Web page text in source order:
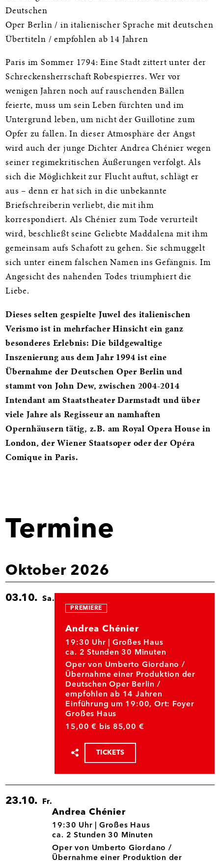
Deutschen
Oper Berlin / in italienischer Sprache mit deutschen
Übertiteln / empfohlen ab 14 Jahren
Paris im Sommer 1794: Eine Stadt zittert unter der
Schreckensherrschaft Robespierres. Wer vor
wenigen Jahren noch auf rauschenden Bällen
feierte, muss um sein Leben fürchten und im
Untergrund leben, um nicht der Guillotine zum
Opfer zu fallen. In dieser Atmosphäre der Angst
wird auch der junge Dichter Andrea Chénier wegen
seiner regimekritischen Äußerungen verfolgt. Als
sich die Möglichkeit zur Flucht auftut, schlägt er
aus – denn er hat sich in die unbekannte
Briefschreiberin verliebt, die mit ihm
korrespondiert. Als Chénier zum Tode verurteilt
wird, beschließt seine Geliebte Maddalena mit ihm
gemeinsam aufs Schafott zu gehen. Sie schmuggelt
sich unter einem falschen Namen ins Gefängnis. Im
Angesicht des nahenden Todes triumphiert die
Liebe.
Dieses selten gespielte Juwel des italienischen
Verismo ist in mehrfacher Hinsicht ein ganz
besonderes Erlebnis: Die bildgewaltige
Inszenierung aus dem Jahr 1994 ist eine
Übernahme der Deutschen Oper Berlin und
stammt von John Dew, zwischen 2004-2014
Intendant am Staatstheater Darmstadt und über
viele Jahre als Regisseur an namhaften
Opernhäusern tätig, z.B. am Royal Opera House in
London, der Wiener Staatsoper oder der Opéra
Comique in Paris.
Termine
Oktober 2026
03.10. Sa.
PREMIERE
Andrea Chénier
03.10.
19:30 Uhr |
Großes Haus
ca. 2 Stunden 30 Minuten
Oper von Umberto Giordano /
Übernahme einer Produktion der
Deutschen Oper Berlin /
empfohlen ab 14 Jahren
Einführung um 19:00, Ort: Foyer
Großes Haus
15,00 € bis 85,00 €
Termin
teilen
TICKETS
23.10. Fr.
Andrea Chénier
23.10.
19:30 Uhr |
Großes Haus
ca. 2 Stunden 30 Minuten
Oper von Umberto Giordano /
Übernahme einer Produktion der